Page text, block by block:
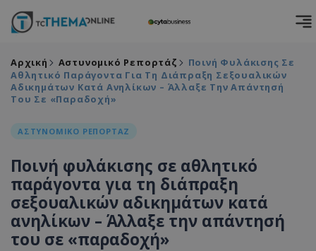
Αρχική Αστυνομικό Ρεπορτάζ
Ποινή Φυλάκισης Σε
Αθλητικό Παράγοντα Για Τη Διάπραξη Σεξουαλικών
Αδικημάτων Κατά Ανηλίκων – Άλλαξε Την Απάντησή
Του Σε «παραδοχή»
ΑΣΤΥΝΟΜΙΚΟ ΡΕΠΟΡΤΑΖ
Ποινή φυλάκισης σε αθλητικό
παράγοντα για τη διάπραξη
σεξουαλικών αδικημάτων κατά
ανηλίκων – Άλλαξε την απάντησή
του σε «παραδοχή»